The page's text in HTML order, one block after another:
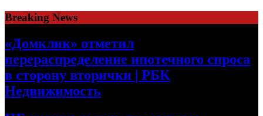
Skip
to
content
Breaking News
«Домклик» отметил
перераспределение ипотечного спроса
в сторону вторички | РБК
Недвижимость